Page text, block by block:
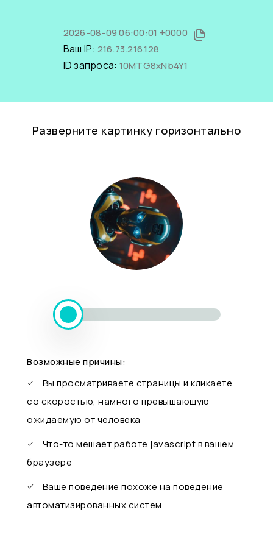
2026-08-09 06:00:01 +0000
Ваш IP: 216.73.216.128
ID запроса: 10MTG8xNb4Y1
Разверните картинку горизонтально
Возможные причины:
Вы просматриваете страницы и кликаете
со скоростью, намного превышающую
ожидаемую от человека
Что-то мешает работе javascript в вашем
браузере
Ваше поведение похоже на поведение
автоматизированных систем